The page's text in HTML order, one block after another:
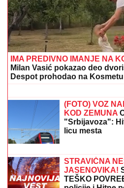
IMA PREDIVNO IMANJE NA
Milan Vasić pokazao deo
Despot prohodao na Kosmetu
Ostavila ga
uzela sve
"Srbijavoza":
licu mesta